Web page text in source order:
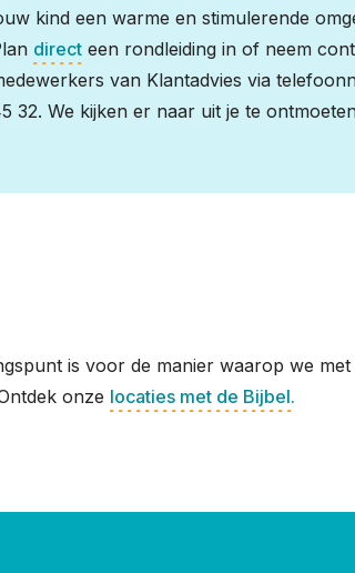
kind een warme en stimulerende
direct een rondleiding in of neem
van Klantadvies via
32. We kijken er naar uit je te
is voor de manier waarop we
onze locaties met de Bijbel.